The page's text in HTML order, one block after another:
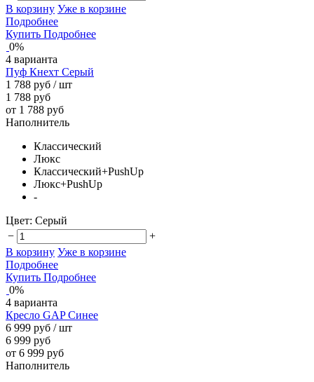
В корзину Уже в корзине
Подробнее
Купить Подробнее
0%
4 варианта
Пуф Кнехт Серый
1 788 руб / шт
1 788 руб
от 1 788 руб
Наполнитель
Классический
Люкс
Классический+PushUp
Люкс+PushUp
-
Цвет: Серый
−
+
В корзину Уже в корзине
Подробнее
Купить Подробнее
0%
4 варианта
Кресло GAP Синее
6 999 руб / шт
6 999 руб
от 6 999 руб
Наполнитель